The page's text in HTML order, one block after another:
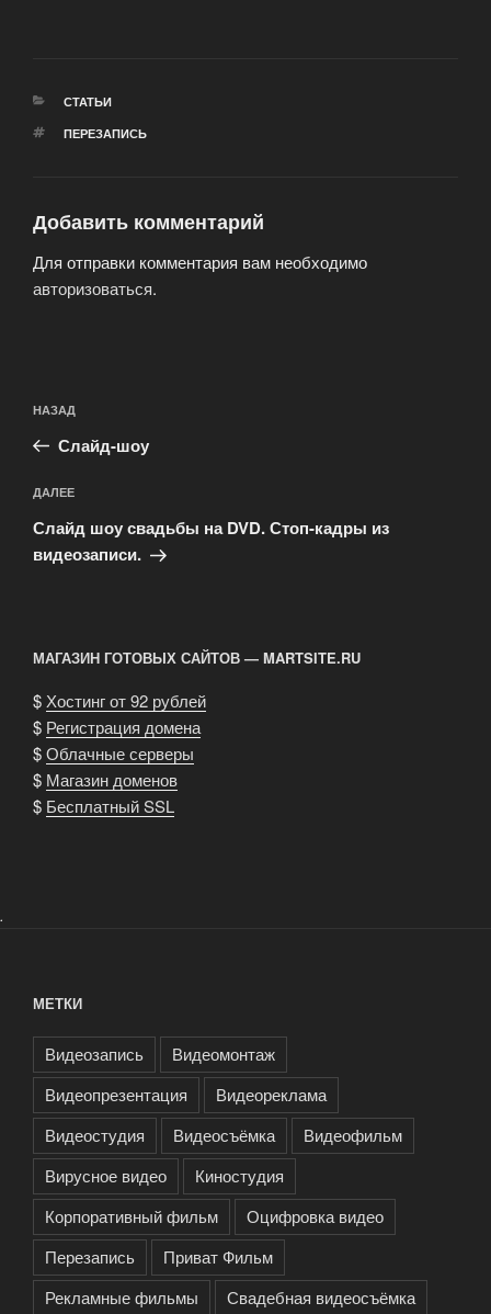
РУБРИКИ
СТАТЬИ
МЕТКИ
ПЕРЕЗАПИСЬ
Добавить комментарий
Для отправки комментария вам необходимо
авторизоваться.
по
записям
Предыдущая
запись:
НАЗАД
Слайд-шоу
Следующая
запись
ДАЛЕЕ
Слайд шоу свадьбы на DVD. Стоп-кадры из
видеозаписи.
МАГАЗИН ГОТОВЫХ САЙТОВ — MARTSITE.RU
$ Хостинг от 92 рублей
$ Регистрация домена
$Облачные серверы
$ Магазин доменов
$ Бесплатный SSL
.
МЕТКИ
Видеозапись
Видеомонтаж
Видеопрезентация
Видеореклама
Видеостудия
Видеосъёмка
Видеофильм
Вирусное видео
Киностудия
Корпоративный фильм
Оцифровка видео
Перезапись
Приват Фильм
Рекламные фильмы
Свадебная видеосъёмка